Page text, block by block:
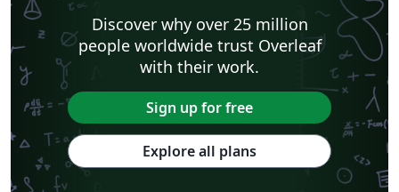
Discover why over 25 million
people worldwide trust Overleaf
with their work.
Sign up for free
Explore all plans